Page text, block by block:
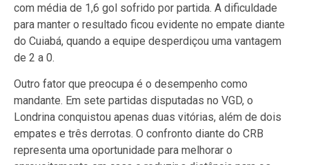
com média de 1,6 gol sofrido por partida. A dificuldade
para manter o resultado ficou evidente no empate diante
do Cuiabá, quando a equipe desperdiçou uma vantagem
de 2 a 0.
Outro fator que preocupa é o desempenho como
mandante. Em sete partidas disputadas no VGD, o
Londrina conquistou apenas duas vitórias, além de dois
empates e três derrotas. O confronto diante do CRB
representa uma oportunidade para melhorar o